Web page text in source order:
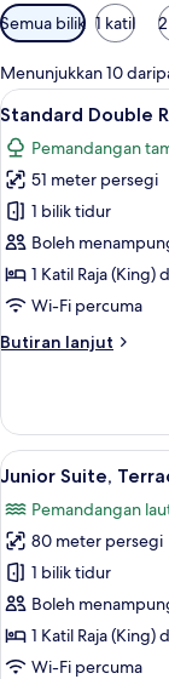
Penapis
yang
tersedia
untuk
bilik
Semua bilik 1 katil
Menunjukkan 10
Lihat
semua
foto
untuk
Standard
Double
Room,
Terrace,
Garden
View
5
Standard Double
Pemandangan
51 meter persegi
1 bilik tidur
Boleh
1 Katil Raja (King)
Wi-Fi percuma
Butiran lanjut
Butiran
Double
Room,
Terrace,
View
Lihat
semua
foto
untuk
Junior
Suite,
Terrace
(Unique)
5
Junior Suite,
Pemandangan
80 meter persegi
1 bilik tidur
Boleh
1 Katil Raja (King)
Wi-Fi percuma